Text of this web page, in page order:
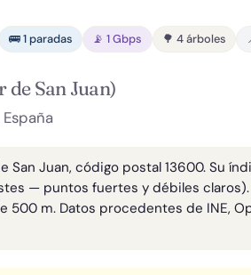
🚌 1 paradas 📡 1 Gbps 🌳 4 árboles
de San Juan)
San Juan, código postal 13600. Su
— puntos fuertes y débiles
500 m. Datos procedentes de INE,